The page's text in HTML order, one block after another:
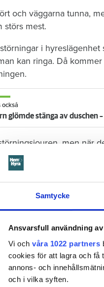
Samtycke
Ansvarsfull användning
Vi och våra 1022 partners
cookies för att lagra och få
annons- och
och i vilka syften.
och väggarna tunna,
störs mest.
i
kan ringa. Då
också
glömde stänga av
men när
genom att spela in
man också måste
bostadsbolagets
för hyresgästen att
inte. Så det är det